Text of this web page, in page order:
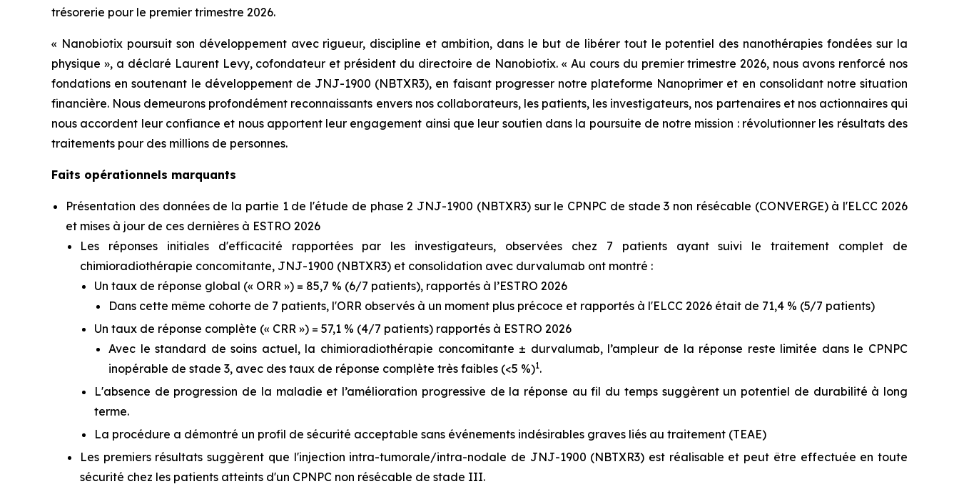
trésorerie pour le premier trimestre 2026.
« Nanobiotix poursuit son développement avec rigueur, discipline et ambition, dans le but de libérer tout le potentiel des nanothérapies fondées sur la
physique »,a déclaré Laurent Levy, cofondateur et président du directoire de Nanobiotix. « Au cours du premier trimestre 2026, nous avons renforcé nos
fondations en soutenant le développement de JNJ-1900 (NBTXR3), en faisant progresser notre plateforme Nanoprimer et en consolidant notre situation
financière. Nous demeurons profondément reconnaissants envers nos collaborateurs, les patients, les investigateurs, nos partenaires et nos actionnaires qui
nous accordent leur confiance et nous apportent leur engagement ainsi que leur soutien dans la poursuite de notre mission : révolutionner les résultats des
traitements pour des millions de personnes.
Faits opérationnels marquants
Présentation des données de la partie 1 de l'étude de phase 2 JNJ-1900 (NBTXR3) sur le CPNPC de stade 3 non résécable (CONVERGE) à l'ELCC 2026
et mises à jour de ces dernières à ESTRO 2026
Les réponses initiales d'efficacité rapportées par les investigateurs, observées chez 7 patients ayant suivi le traitement complet de
chimioradiothérapie concomitante, JNJ-1900 (NBTXR3) et consolidation avec durvalumab ont montré :
Un taux de réponse global (« ORR ») = 85,7 % (6/7 patients), rapportés à l’ESTRO 2026
Dans cette même cohorte de 7 patients, l'ORR observés à un moment plus précoce et rapportés à l'ELCC 2026 était de 71,4 % (5/7 patients)
Un taux de réponse complète (« CRR ») = 57,1 % (4/7 patients) rapportés à ESTRO 2026
Avec le standard de soins actuel, la chimioradiothérapie concomitante ± durvalumab, l’ampleur de la réponse reste limitée dans le CPNPC
inopérable de stade 3, avec des taux de réponse complète très faibles (<5 %)1.
L'absence de progression de la maladie et l’amélioration progressive de la réponse au fil du temps suggèrent un potentiel de durabilité à long
terme.
La procédure a démontré un profil de sécurité acceptable sans événements indésirables graves liés au traitement (TEAE)
Les premiers résultats suggèrent que l'injection intra-tumorale/intra-nodale de JNJ-1900 (NBTXR3) est réalisable et peut être effectuée en toute
sécurité chez les patients atteints d'un CPNPC non résécable de stade III.